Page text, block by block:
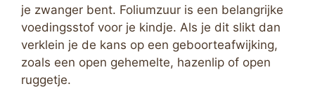
je zwanger bent. Foliumzuur is een belangrijke
voedingsstof voor je kindje. Als je dit slikt dan
verklein je de kans op een geboorteafwijking,
zoals een open gehemelte, hazenlip of open
ruggetje.